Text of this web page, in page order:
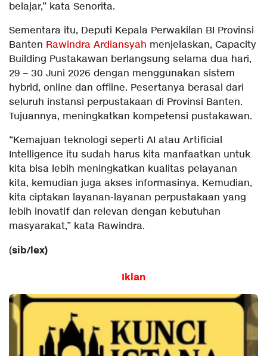
belajar,” kata Senorita.
Sementara itu, Deputi Kepala Perwakilan BI Provinsi
Banten Rawindra Ardiansyah menjelaskan, Capacity
Building Pustakawan berlangsung selama dua hari,
29 – 30 Juni 2026 dengan menggunakan sistem
hybrid, online dan offline. Pesertanya berasal dari
seluruh instansi perpustakaan di Provinsi Banten.
Tujuannya, meningkatkan kompetensi pustakawan.
“Kemajuan teknologi seperti AI atau Artificial
Intelligence itu sudah harus kita manfaatkan untuk
kita bisa lebih meningkatkan kualitas pelayanan
kita, kemudian juga akses informasinya. Kemudian,
kita ciptakan layanan-layanan perpustakaan yang
lebih inovatif dan relevan dengan kebutuhan
masyarakat,” kata Rawindra.
(sib/lex)
Iklan